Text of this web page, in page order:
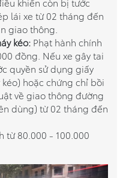
lái xe từ 02 tháng đến
giao thông.
kéo: Phạt hành chính
đồng. Nếu xe gây tai
quyền sử dụng giấy
hoặc chứng chỉ bồi
về giao thông đường
dùng) từ 02 tháng đến
từ 80.000 - 100.000